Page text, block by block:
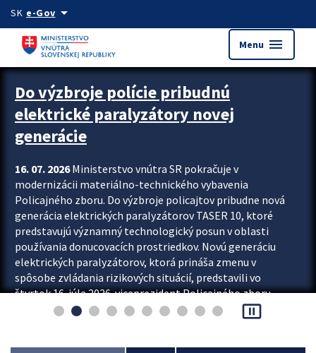
Preskocit na hlavný obsah
SK e-Govarrow_drop_down
Menu menu
Zastavit automatický posun upútavok
Do výzbroje polície pribudnú
elektrické paralyzátory novej
generácie
16. 07. 2026Ministerstvo vnútra SR pokračuje v
modernizácii materiálno-technického vybavenia
Policajného zboru. Do výzbroje policajtov pribudne nová
generácia elektrických paralyzátorov TASER 10, ktoré
predstavujú významný technologický posun v oblasti
používania donucovacích prostriedkov. Novú generáciu
elektrických paralyzátorov, ktorá prináša zmenu v
spôsobe zvládania rizikových situácií, predstavili vo
štvrtok 16. júla 2026 viceprezident Policajného zboru
Rastislav Polakovič a riaditeľ odboru výcviku...
pause_presentation